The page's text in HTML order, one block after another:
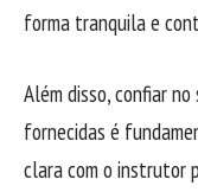
forma tranquila e
Além disso, confiar
fornecidas é
clara com o instrutor